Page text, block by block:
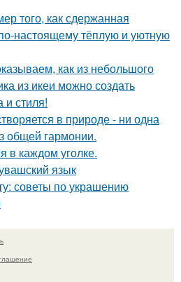
того, как сдержанная
настоящему тёплую и уютную
как из небольшого
из икеи можно создать
стиля!
в природе - ни одна
общей гармонии.
в каждом уголке.
язык
советы по украшению